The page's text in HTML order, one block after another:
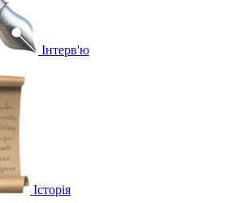
Інтерв'ю
Історія